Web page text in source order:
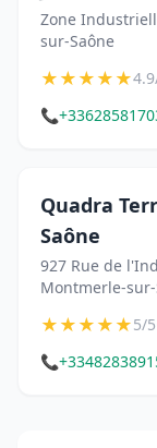
Zone
sur-Saône
★★★★★
📞
Quadra
Saône
927 Rue de
Montmerle-
★★★★★5/5
📞